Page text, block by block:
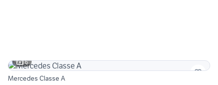
6
Mercedes Classe A